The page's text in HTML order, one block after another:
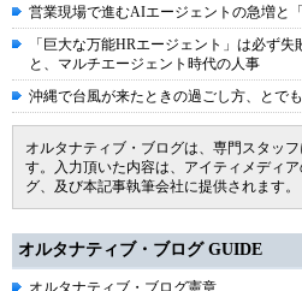
営業現場で進むAIエージェントの急増と
「巨大な万能HRエージェント」は必ず失
と、マルチエージェント時代の人事
沖縄で台風が来たときの過ごし方、とで
オルタナティブ・ブログは、専門スタッ
す。入力頂いた内容は、アイティメディ
グ、及び本記事執筆会社に提供されます。
オルタナティブ・ブログ GUIDE
オルタナティブ・ブログ憲章